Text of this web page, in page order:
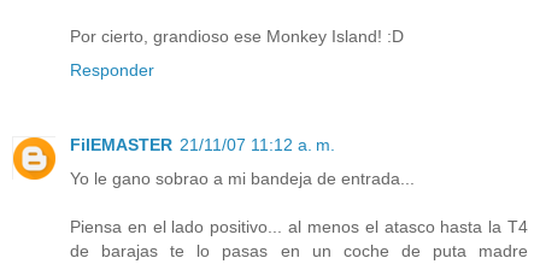
Por cierto, grandioso ese Monkey Island! :D
Responder
FilEMASTER 21/11/07 11:12 a. m.
Yo le gano sobrao a mi bandeja de entrada...
Piensa en el lado positivo... al menos el atasco hasta la T4
de barajas te lo pasas en un coche de puta madre